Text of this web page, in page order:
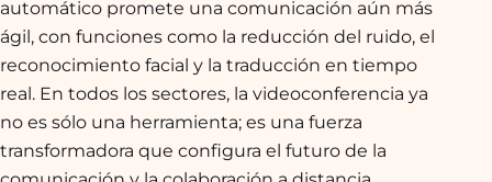
automático promete una comunicación aún más
ágil, con funciones como la reducción del ruido, el
reconocimiento facial y la traducción en tiempo
real. En todos los sectores, la videoconferencia ya
no es sólo una herramienta; es una fuerza
transformadora que configura el futuro de la